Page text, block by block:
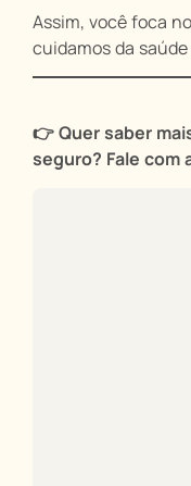
Assim, você foca
cuidamos da
👉 Quer saber
seguro? Fale com